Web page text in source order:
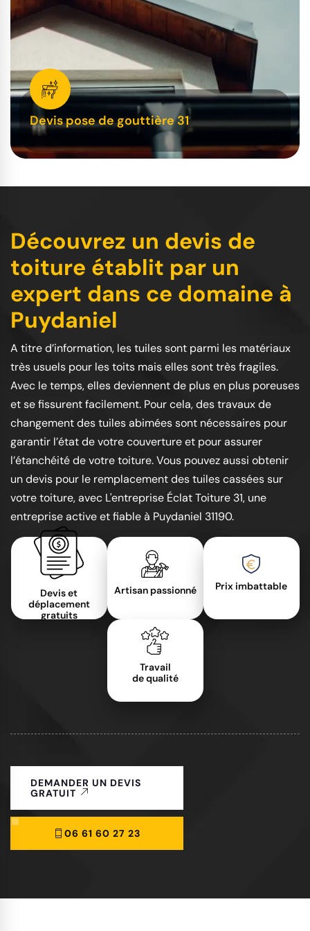
Devis pose de gouttière 31
Découvrez un devis de
toiture établit par un
expert dans ce domaine à
Puydaniel
A titre d’information, les tuiles sont parmi les matériaux
très usuels pour les toits mais elles sont très fragiles.
Avec le temps, elles deviennent de plus en plus poreuses
et se fissurent facilement. Pour cela, des travaux de
changement des tuiles abimées sont nécessaires pour
garantir l’état de votre couverture et pour assurer
l’étanchéité de votre toiture. Vous pouvez aussi obtenir
un devis pour le remplacement des tuiles cassées sur
votre toiture, avec L'entreprise Éclat Toiture 31, une
entreprise active et fiable à Puydaniel 31190.
Devis et
déplacement
gratuits
Artisan passionné Prix imbattable
Travail
de qualité
DEMANDER UN DEVIS
GRATUIT
06 61 60 27 23